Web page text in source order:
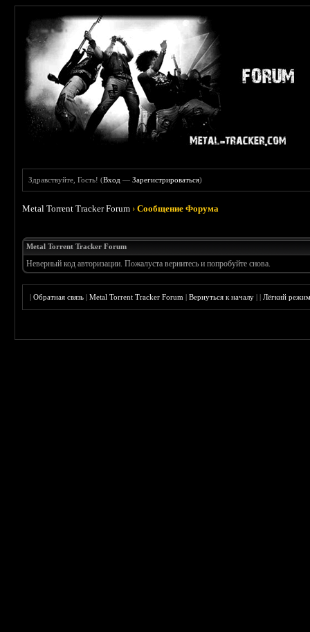
Здравствуйте, Гость! (Вход —Зарегистрироваться)
Metal Torrent Tracker Forum ›Сообщение Форума
Metal Torrent Tracker Forum
Неверный код авторизации. Пожалуста вернитесь и попробуйте снова.
|Обратная связь |Metal Torrent Tracker Forum |Вернуться к началу ||Лёгкий